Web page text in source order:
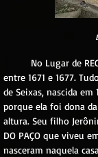
entre 1671 e 1677.
de Seixas, nascida em
porque ela foi dona da
altura. Seu filho
DO PAÇO que viveu
nasceram naquela